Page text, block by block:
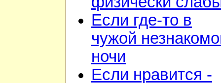
Если где-то в
чужой
ночи
Если нравится -